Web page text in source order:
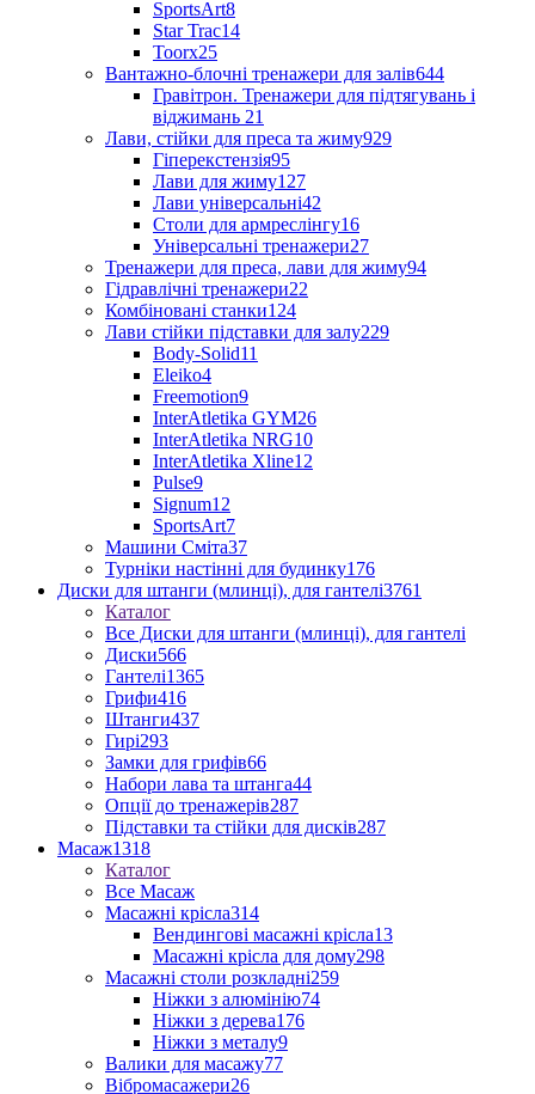
SportsArt8
Star Trac14
Toorx25
Вантажно-блочні тренажери для залів644
Гравітрон. Тренажери для підтягувань і
віджимань 21
Лави, стійки для преса та жиму929
Гіперекстензія95
Лави для жиму127
Лави універсальні42
Столи для армреслінгу16
Універсальні тренажери27
Тренажери для преса, лави для жиму94
Гідравлічні тренажери22
Комбіновані станки124
Лави стійки підставки для залу229
Body-Solid11
Eleiko4
Freemotion9
InterAtletika GYM26
InterAtletika NRG10
InterAtletika Xline12
Pulse9
Signum12
SportsArt7
Машини Сміта37
Турніки настінні для будинку176
Диски для штанги (млинці), для гантелі3761
Каталог
Все Диски для штанги (млинці), для гантелі
Диски566
Гантелі1365
Грифи416
Штанги437
Гирі293
Замки для грифів66
Набори лава та штанга44
Опції до тренажерів287
Підставки та стійки для дисків287
Масаж1318
Каталог
Все Масаж
Масажні крісла314
Вендингові масажні крісла13
Масажні крісла для дому298
Масажні столи розкладні259
Ніжки з алюмінію74
Ніжки з дерева176
Ніжки з металу9
Валики для масажу77
Вібромасажери26